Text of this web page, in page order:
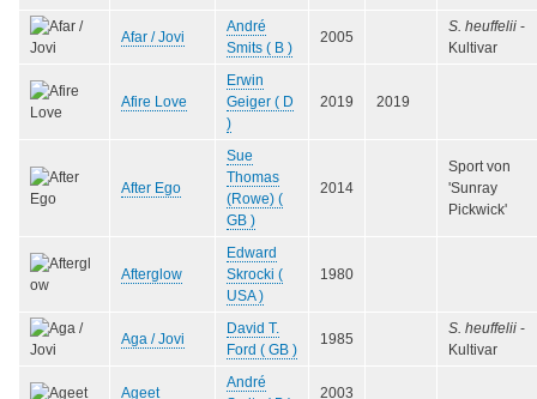
Afar / Jovi
André
Smits ( B )
2005
S. heuffelii -
Kultivar
Afire Love
Erwin
Geiger ( D
)
2019 2019
After Ego
Sue
Thomas
(Rowe) (
GB )
2014
Sport von
'Sunray
Pickwick'
Afterglow
Edward
Skrocki (
USA )
1980
Aga / Jovi
David T.
Ford ( GB )
1985
S. heuffelii -
Kultivar
Ageet
André
2003